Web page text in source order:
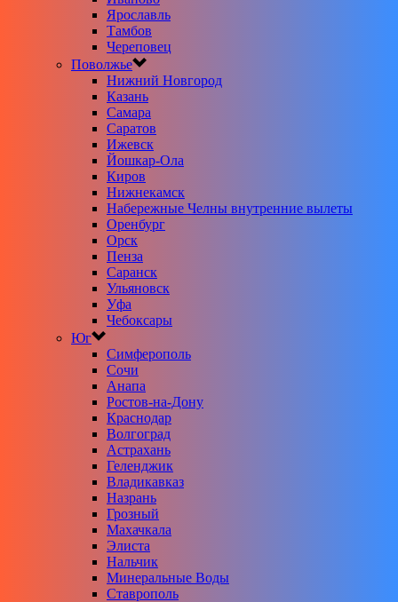
Ярославль
Тамбов
Череповец
Поволжье
Нижний Новгород
Казань
Самара
Саратов
Ижевск
Йошкар-Ола
Киров
Нижнекамск
Набережные Челны внутренние вылеты
Оренбург
Орск
Пенза
Саранск
Ульяновск
Уфа
Чебоксары
Юг
Симферополь
Сочи
Анапа
Ростов-на-Дону
Краснодар
Волгоград
Астрахань
Геленджик
Владикавказ
Назрань
Грозный
Махачкала
Элиста
Нальчик
Минеральные Воды
Ставрополь